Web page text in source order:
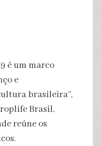
é um marco
e
brasileira”,
Brasil,
reúne os